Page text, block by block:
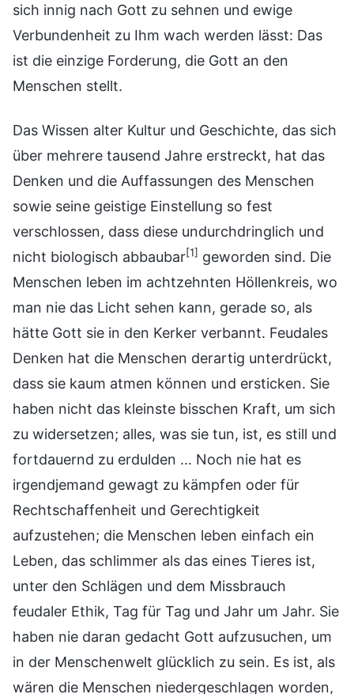
sich innig nach Gott zu sehnen und ewige
Verbundenheit zu Ihm wach werden lässt: Das
ist die einzige Forderung, die Gott an den
Menschen stellt.
Das Wissen alter Kultur und Geschichte, das sich
über mehrere tausend Jahre erstreckt, hat das
Denken und die Auffassungen des Menschen
sowie seine geistige Einstellung so fest
verschlossen, dass diese undurchdringlich und
nicht biologisch abbaubar[1] geworden sind. Die
Menschen leben im achtzehnten Höllenkreis, wo
man nie das Licht sehen kann, gerade so, als
hätte Gott sie in den Kerker verbannt. Feudales
Denken hat die Menschen derartig unterdrückt,
dass sie kaum atmen können und ersticken. Sie
haben nicht das kleinste bisschen Kraft, um sich
zu widersetzen; alles, was sie tun, ist, es still und
fortdauernd zu erdulden … Noch nie hat es
irgendjemand gewagt zu kämpfen oder für
Rechtschaffenheit und Gerechtigkeit
aufzustehen; die Menschen leben einfach ein
Leben, das schlimmer als das eines Tieres ist,
unter den Schlägen und dem Missbrauch
feudaler Ethik, Tag für Tag und Jahr um Jahr. Sie
haben nie daran gedacht Gott aufzusuchen, um
in der Menschenwelt glücklich zu sein. Es ist, als
wären die Menschen niedergeschlagen worden,